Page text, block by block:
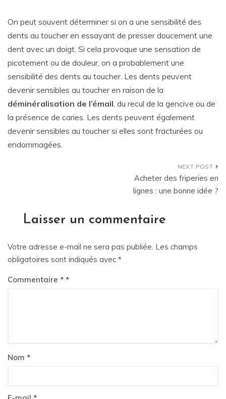
On peut souvent déterminer si on a une sensibilité des
dents au toucher en essayant de presser doucement une
dent avec un doigt. Si cela provoque une sensation de
picotement ou de douleur, on a probablement une
sensibilité des dents au toucher. Les dents peuvent
devenir sensibles au toucher en raison de la
déminéralisation de l’émail , du recul de la gencive ou de
la présence de caries. Les dents peuvent également
devenir sensibles au toucher si elles sont fracturées ou
endommagées.
l’article
Acheter des friperies en
lignes : une bonne idée ?
Laisser un commentaire
Votre adresse e-mail ne sera pas publiée. Les champs
obligatoires sont indiqués avec *
Commentaire *
Nom *